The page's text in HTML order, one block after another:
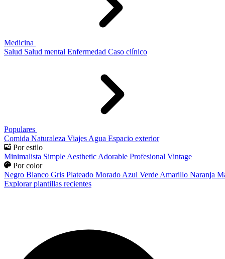
Medicina
Salud Salud mental Enfermedad Caso clínico
Populares
Comida Naturaleza Viajes Agua Espacio exterior
Por estilo
Minimalista Simple Aesthetic Adorable Profesional Vintage
Por color
Negro Blanco Gris Plateado Morado Azul Verde Amarillo Naranja
Explorar plantillas recientes